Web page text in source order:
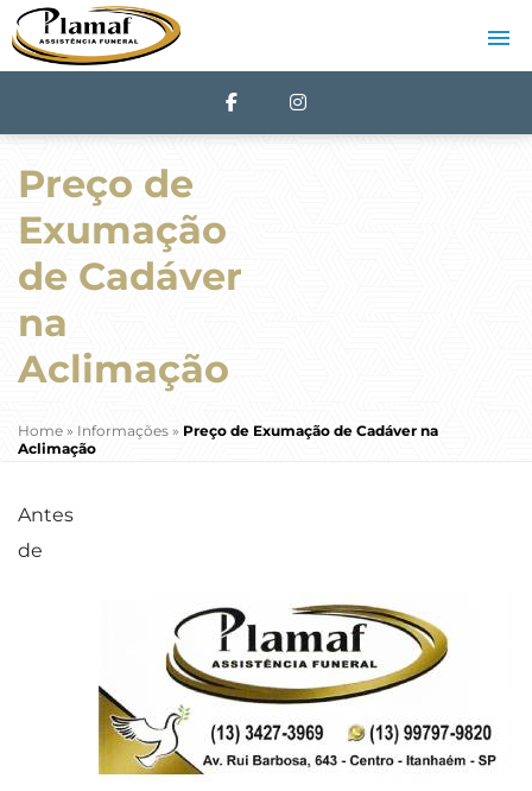
Preço de
Exumação
de Cadáver
na
Aclimação
Home » Informações » Preço de Exumação de Cadáver na
Aclimação
Antes
de